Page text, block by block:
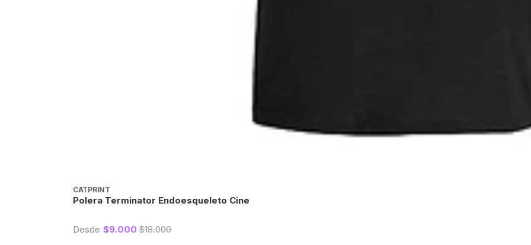
CATPRINT
Polera Terminator Endoesqueleto Cine
Desde $9.000 $18.000